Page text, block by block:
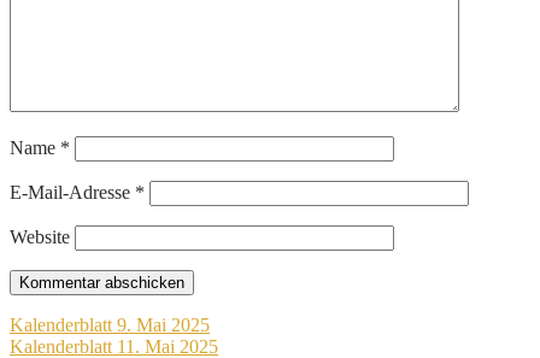
Name *
E-Mail-Adresse *
Website
Beitragsnavigation
Kalenderblatt 9. Mai 2025
Kalenderblatt 11. Mai 2025